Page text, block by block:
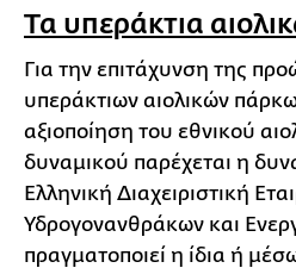
Τα υπεράκτια
Για την επιτάχυνση της
υπεράκτιων αιολικών
αξιοποίηση του εθνικού
δυναμικού παρέχεται η
Ελληνική Διαχειριστική
Υδρογονανθράκων και
πραγματοποιεί η ίδια ή